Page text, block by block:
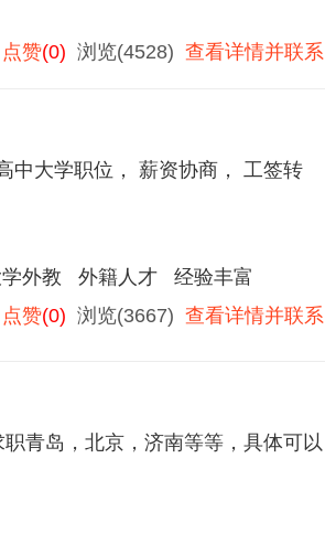
点赞(0) 浏览(4528) 查看详情并联系
外教 外籍人才
经验丰富
点赞(0) 浏览(3667) 查看详情并联系
青岛，北京，济南等等，具体可以